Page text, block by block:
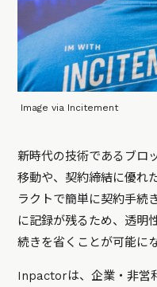
Image via Incitement
新時代の技術であるブロ
移動や、契約締結に優れ
ラクトで簡単に契約手続
に記録が残るため、透明
続きを省くことが可能に
Inpactorは、企業・非営